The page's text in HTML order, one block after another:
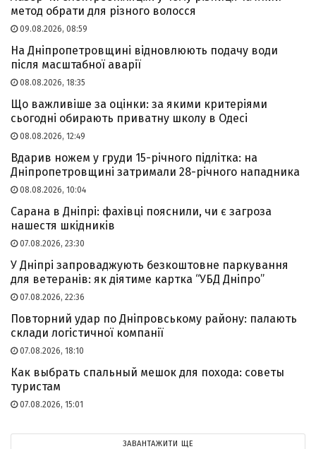
метод обрати для різного волосся
09.08.2026, 08:59
На Дніпропетровщині відновлюють подачу води
після масштабної аварії
08.08.2026, 18:35
Що важливіше за оцінки: за якими критеріями
сьогодні обирають приватну школу в Одесі
08.08.2026, 12:49
Вдарив ножем у груди 15-річного підлітка: на
Дніпропетровщині затримали 28-річного нападника
08.08.2026, 10:04
Сарана в Дніпрі: фахівці пояснили, чи є загроза
нашестя шкідників
07.08.2026, 23:30
У Дніпрі запроваджують безкоштовне паркування
для ветеранів: як діятиме картка “УБД Дніпро”
07.08.2026, 22:36
Повторний удар по Дніпровському району: палають
склади логістичної компанії
07.08.2026, 18:10
Как выбрать спальный мешок для похода: советы
туристам
07.08.2026, 15:01
ЗАВАНТАЖИТИ ЩЕ